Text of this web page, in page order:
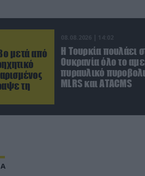
μετά από
τη
08.08.2026 | 14:02
Η Τουρκία πουλάει
Ουκρανία όλο το
πυραυλικό
MLRS και ΑΤΑCMS